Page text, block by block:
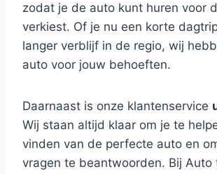
zodat je de auto kunt huren voor
verkiest. Of je nu een korte
langer verblijf in de regio, wij
auto voor jouw behoeften.
Daarnaast is onze klantenservice
Wij staan altijd klaar om je te
vinden van de perfecte auto en
vragen te beantwoorden. Bij Auto